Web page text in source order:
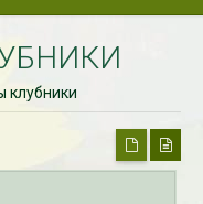
клубники